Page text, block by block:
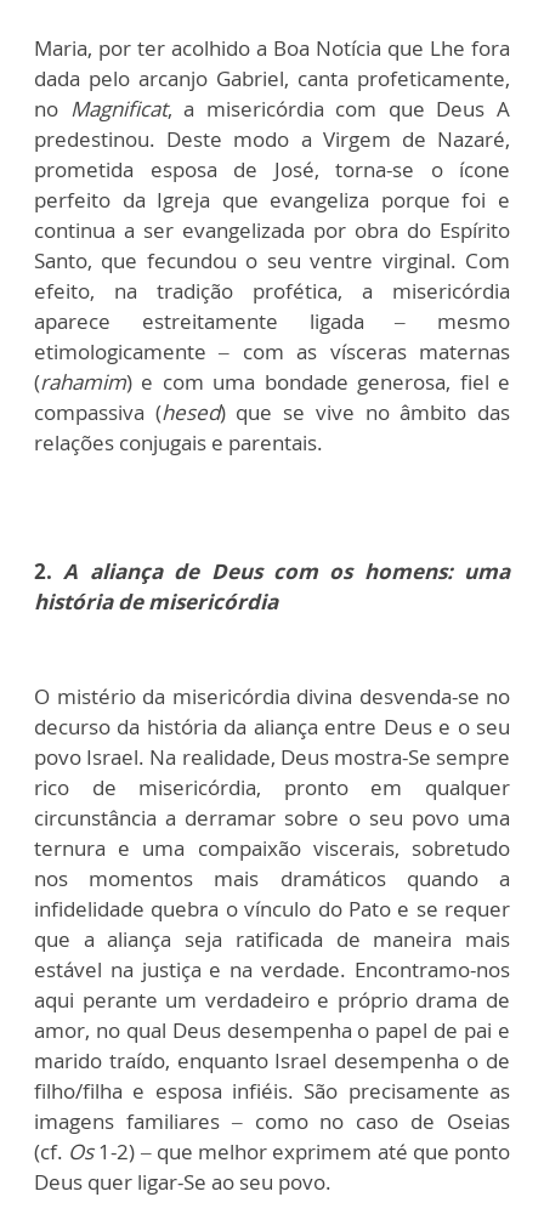
Maria, por ter acolhido a Boa Notícia que Lhe fora
dada pelo arcanjo Gabriel, canta profeticamente,
no Magnificat, a misericórdia com que Deus A
predestinou. Deste modo a Virgem de Nazaré,
prometida esposa de José, torna-se o ícone
perfeito da Igreja que evangeliza porque foi e
continua a ser evangelizada por obra do Espírito
Santo, que fecundou o seu ventre virginal. Com
efeito, na tradição profética, a misericórdia
aparece estreitamente ligada – mesmo
etimologicamente – com as vísceras maternas
(rahamim) e com uma bondade generosa, fiel e
compassiva (hesed) que se vive no âmbito das
relações conjugais e parentais.
2. A aliança de Deus com os homens: uma
história de misericórdia
O mistério da misericórdia divina desvenda-se no
decurso da história da aliança entre Deus e o seu
povo Israel. Na realidade, Deus mostra-Se sempre
rico de misericórdia, pronto em qualquer
circunstância a derramar sobre o seu povo uma
ternura e uma compaixão viscerais, sobretudo
nos momentos mais dramáticos quando a
infidelidade quebra o vínculo do Pato e se requer
que a aliança seja ratificada de maneira mais
estável na justiça e na verdade. Encontramo-nos
aqui perante um verdadeiro e próprio drama de
amor, no qual Deus desempenha o papel de pai e
marido traído, enquanto Israel desempenha o de
filho/filha e esposa infiéis. São precisamente as
imagens familiares – como no caso de Oseias
(cf. Os1-2) – que melhor exprimem até que ponto
Deus quer ligar-Se ao seu povo.